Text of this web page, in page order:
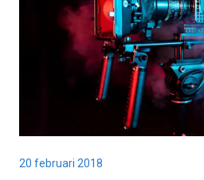
20 februari 2018